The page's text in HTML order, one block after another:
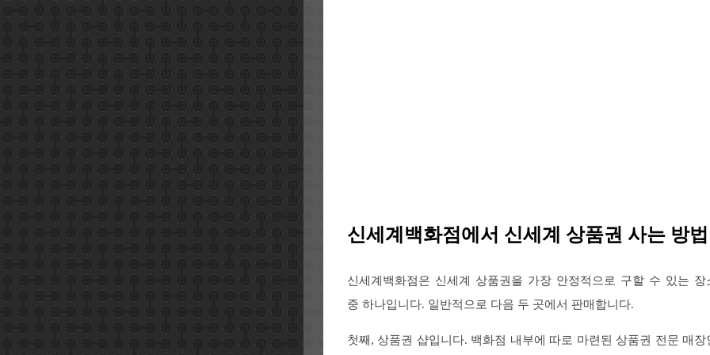
신세계백화점에서 신세계 상품권 사는 방법
신세계백화점은 신세계 상품권을 가장 안정적으로 구할 수 있는 장
중 하나입니다. 일반적으로 다음 두 곳에서 판매합니다.
첫째, 상품권 샵입니다. 백화점 내부에 따로 마련된 상품권 전문 매장